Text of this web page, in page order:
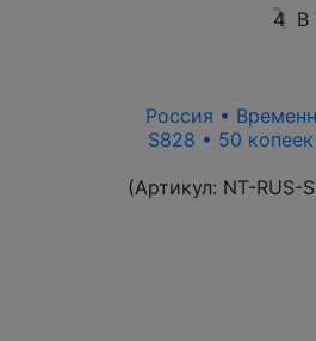
4 В
Россия •
S828 • 50
(Артикул: NT-RUS-